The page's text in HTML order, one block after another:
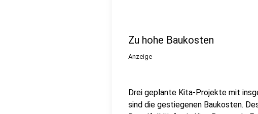
Zu hohe Baukosten
Anzeige
Drei geplante Kita-Projekte mit
sind die gestiegenen Baukosten.